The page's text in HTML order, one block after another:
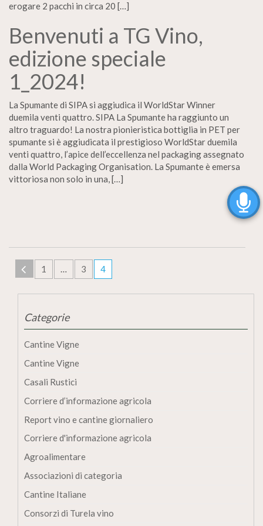
erogare 2 pacchi in circa 20 […]
Benvenuti a TG Vino,
edizione speciale
1_2024!
La Spumante di SIPA si aggiudica il WorldStar Winner
duemila venti quattro. SIPA La Spumante ha raggiunto un
altro traguardo! La nostra pionieristica bottiglia in PET per
spumante si è aggiudicata il prestigioso WorldStar duemila
venti quattro, l’apice dell’eccellenza nel packaging assegnato
dalla World Packaging Organisation. La Spumante è emersa
vittoriosa non solo in una, […]
1 … 3 4
Categorie
Cantine Vigne
Cantine Vigne
Casali Rustici
Corriere d’informazione agricola
Report vino e cantine giornaliero
Corriere d'informazione agricola
Agroalimentare
Associazioni di categoria
Cantine Italiane
Consorzi di Turela vino